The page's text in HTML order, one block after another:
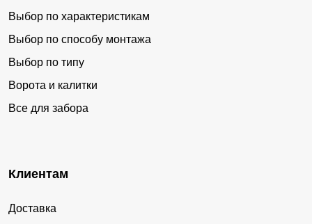
Выбор по характеристикам
Выбор по способу монтажа
Выбор по типу
Ворота и калитки
Все для забора
Клиентам
Доставка